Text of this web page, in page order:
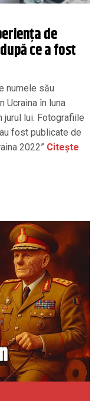
de
ce a fost
numele său
Ucraina în luna
lui. Fotografiile
fost publicate de
2022” Citește